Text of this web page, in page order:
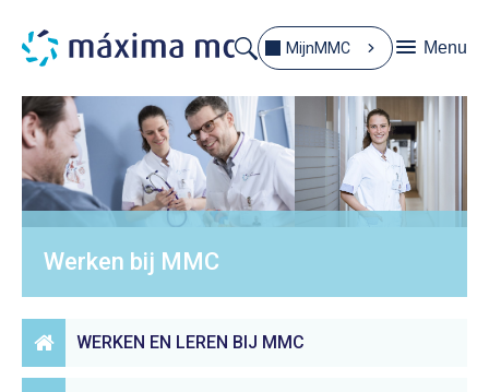
MijnMMC Menu
Werken bij MMC
WERKEN EN LEREN BIJ MMC